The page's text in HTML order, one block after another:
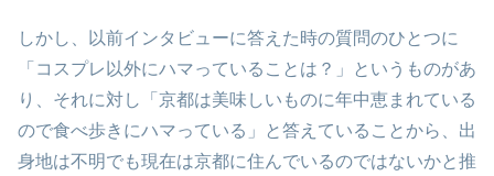
しかし、以前インタビューに答えた時の質問のひとつに
「コスプレ以外にハマっていることは？」というものがあ
り、それに対し「京都は美味しいものに年中恵まれている
ので食べ歩きにハマっている」と答えていることから、出
身地は不明でも現在は京都に住んでいるのではないかと推